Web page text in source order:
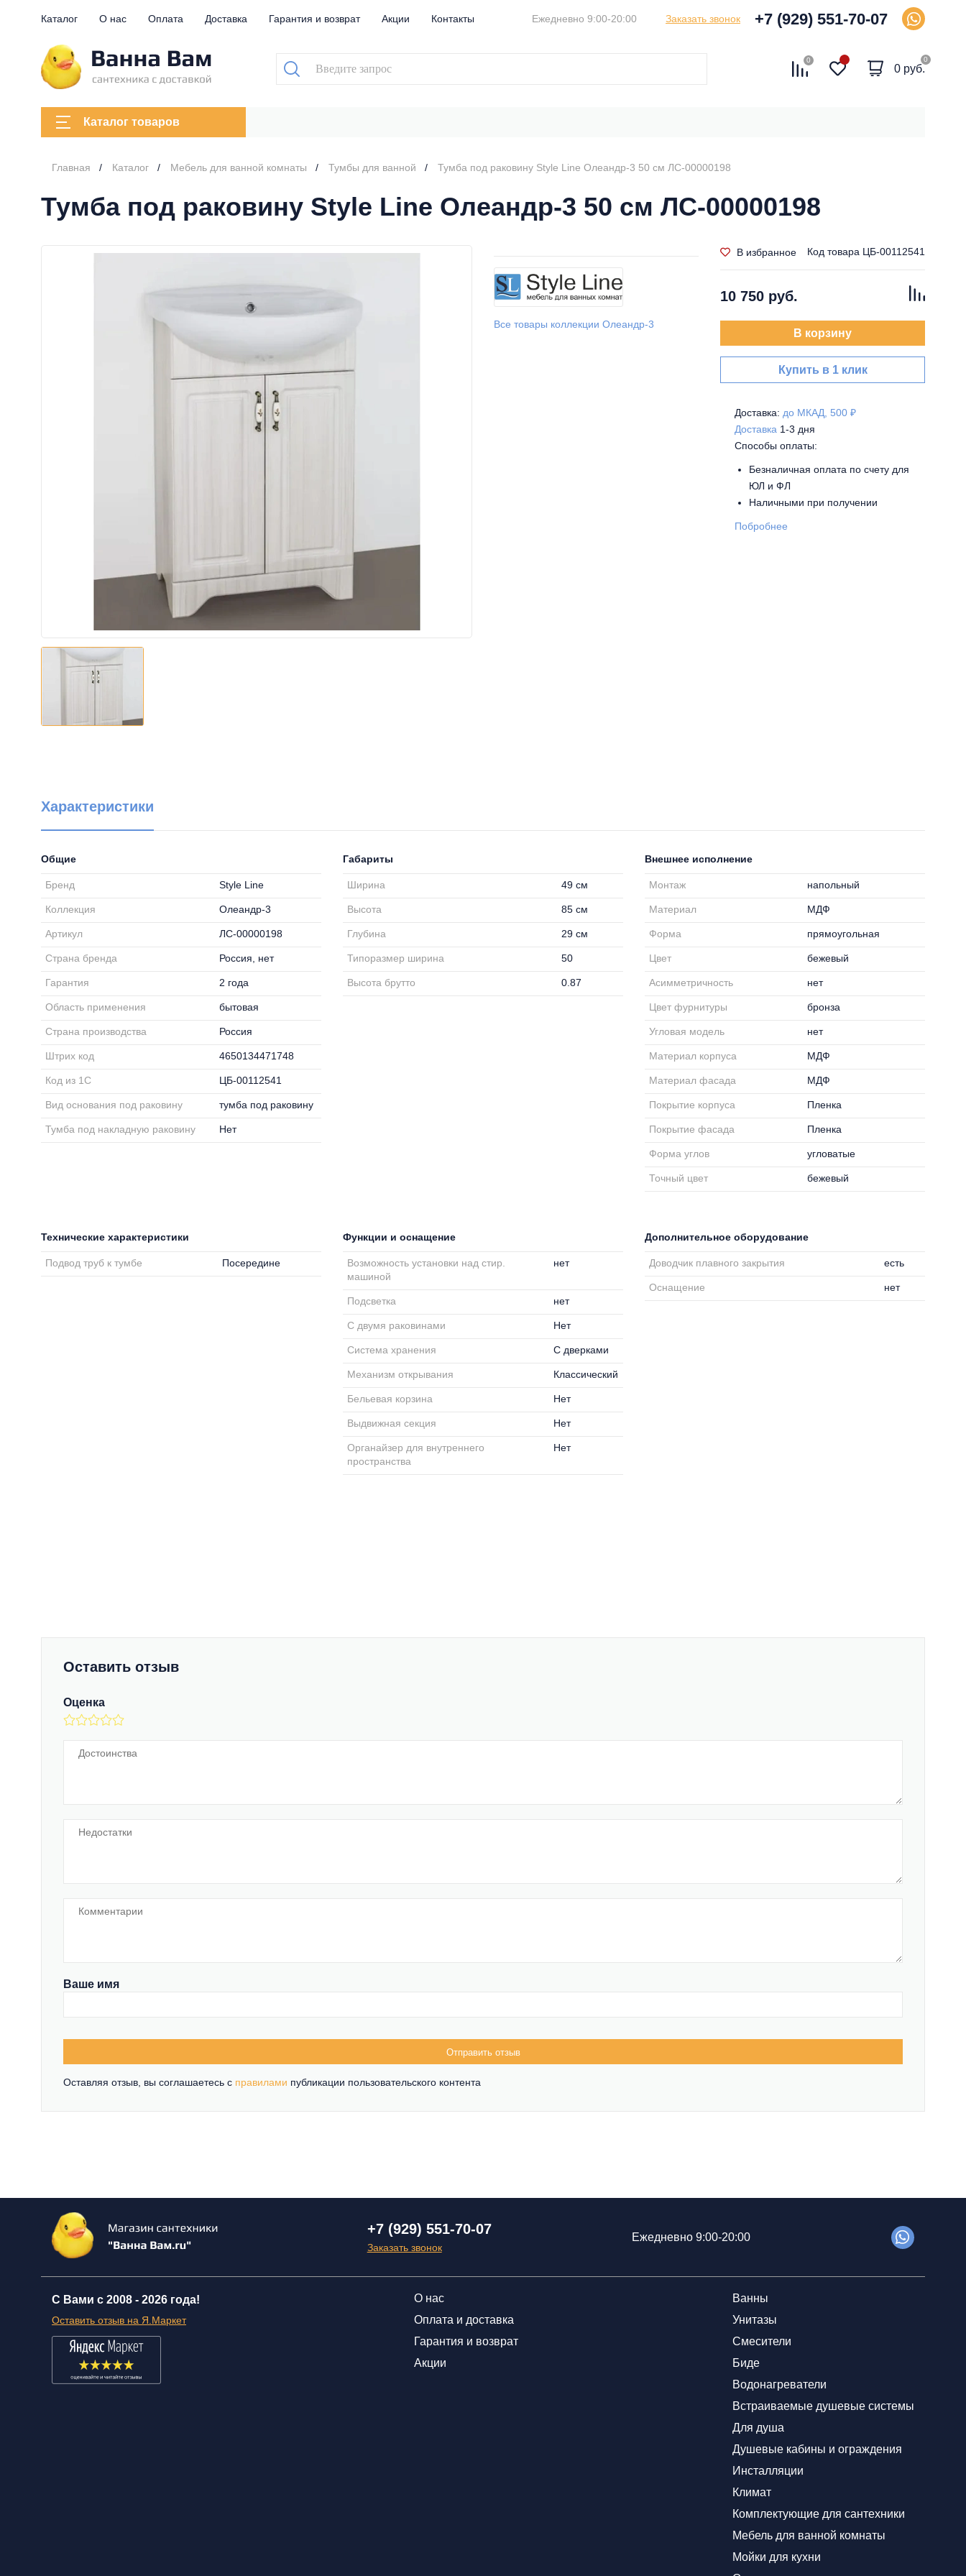
Каталог О нас Оплата Доставка Гарантия и возврат Акции Контакты Ежедневно 9:00-20:00 Заказать звонок +7 (929) 551-70-07
0 0
0 руб.
Каталог товаров
Главная Каталог Мебель для ванной комнаты Тумбы для ванной Тумба под раковину Style Line Олеандр-3 50 см ЛС-00000198
Тумба под раковину Style Line Олеандр-3 50 см ЛС-00000198
Все товары коллекции Олеандр-3
В избранное Код товара ЦБ-00112541
10 750 руб.
В корзину
Купить в 1 клик
Доставка: до МКАД, 500 ₽
Доставка 1-3 дня
Способы оплаты:
Безналичная оплата по счету для
ЮЛ и ФЛ
Наличными при получении
Побробнее
Характеристики
Общие
Бренд Style Line
Коллекция Олеандр-3
Артикул ЛС-00000198
Страна бренда Россия, нет
Гарантия 2 года
Область применения бытовая
Страна производства Россия
Штрих код 4650134471748
Код из 1С ЦБ-00112541
Вид основания под раковину тумба под раковину
Тумба под накладную раковину Нет
Габариты
Ширина 49 см
Высота 85 см
Глубина 29 см
Типоразмер ширина 50
Высота брутто 0.87
Внешнее исполнение
Монтаж напольный
Материал МДФ
Форма прямоугольная
Цвет бежевый
Асимметричность нет
Цвет фурнитуры бронза
Угловая модель нет
Материал корпуса МДФ
Материал фасада МДФ
Покрытие корпуса Пленка
Покрытие фасада Пленка
Форма углов угловатые
Точный цвет бежевый
Технические характеристики
Подвод труб к тумбе Посередине
Функции и оснащение
Возможность установки над стир.
машиной
нет
Подсветка нет
С двумя раковинами Нет
Система хранения С дверками
Механизм открывания Классический
Бельевая корзина Нет
Выдвижная секция Нет
Органайзер для внутреннего
пространства
Нет
Дополнительное оборудование
Доводчик плавного закрытия есть
Оснащение нет
Оставить отзыв
Оценка
Ваше имя
Отправить отзыв
Оставляя отзыв, вы соглашаетесь c правилами публикации пользовательского контента
+7 (929) 551-70-07
Заказать звонок
Ежедневно 9:00-20:00
С Вами с 2008 - 2026 года!
Оставить отзыв на Я.Маркет
О нас
Оплата и доставка
Гарантия и возврат
Акции
Ванны
Унитазы
Смесители
Биде
Водонагреватели
Встраиваемые душевые системы
Для душа
Душевые кабины и ограждения
Инсталляции
Климат
Комплектующие для сантехники
Мебель для ванной комнаты
Мойки для кухни